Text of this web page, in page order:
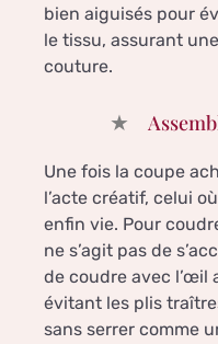
bien aiguisés pour
le tissu, assurant
couture.
Une fois la coupe
l’acte créatif, celui
enfin vie. Pour
ne s’agit pas de
de coudre avec l’œil
évitant les plis
sans serrer comme